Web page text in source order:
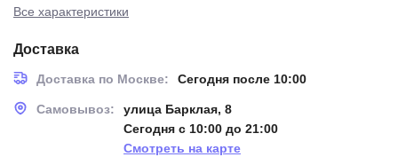
Все характеристики
Доставка
Доставка по Москве: Сегодня после 10:00
Самовывоз:
улица Барклая, 8
Сегодня с 10:00 до 21:00
Смотреть на карте